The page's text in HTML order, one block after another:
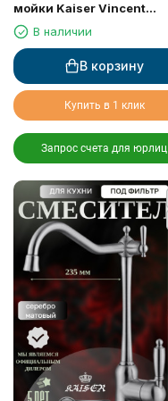
мойки Kaiser Vincent
(31544), хром
В наличии
В корзину
Купить в 1 клик
Запрос счета для юрлиц